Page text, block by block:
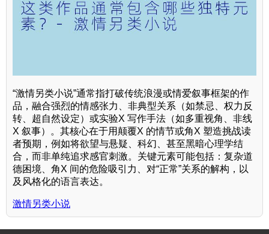
“激情另类小说”通常指打破传统浪漫或情爱叙事框架的作
品，融合强烈的情感张力、非典型关系（如禁忌、权力反
转、超自然设定）或实验X 写作手法（如多重视角、非线
X 叙事）。其核心在于用颠覆X 的情节或角X 塑造挑战读
者预期，例如将欲望与悬疑、科幻、甚至黑暗心理学结
合，而非单纯追求感官刺激。关键元素可能包括：复杂道
德困境、角X 间的危险吸引力、对“正常”关系的解构，以
及风格化的语言表达。
激情另类小说